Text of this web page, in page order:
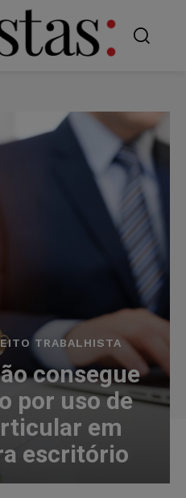
TRABALHISTA
consegue
por uso de
em
escritório